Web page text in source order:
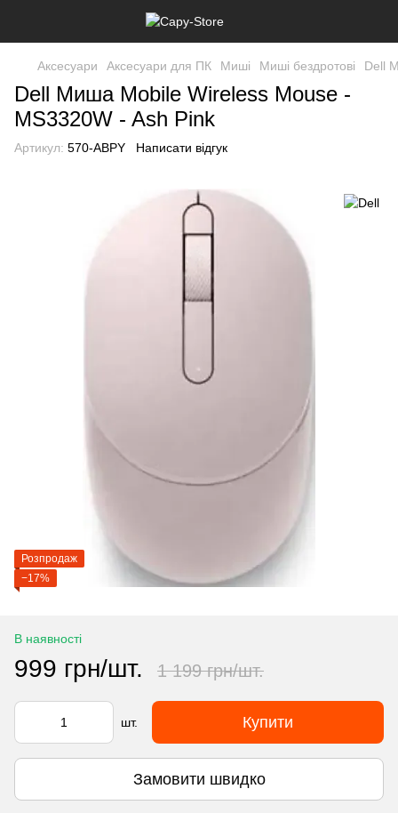
Аксесуари Аксесуари для ПК Миші Миші бездротові Dell
Dell Миша Mobile Wireless Mouse -
MS3320W - Ash Pink
Артикул: 570-ABPY Написати відгук
Розпродаж
−17%
В наявності
999 грн/шт. 1 199 грн/шт.
шт. Купити
Замовити швидко